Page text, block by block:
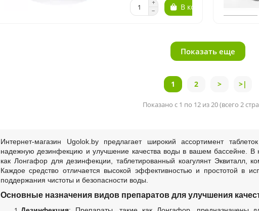
В корзину
Показать еще
1 2 > >|
Показано с 1 по 12 из 20 (всего 2
Интернет-магазин Ugolok.by предлагает широкий ассортимент
надежную дезинфекцию и улучшение качества воды в вашем бассейне. В
как Лонгафор для дезинфекции, таблетированный коагулянт Эквиталл,
Каждое средство отличается высокой эффективностью и простотой в
поддержания чистоты и безопасности воды.
Основные назначения видов препаратов для улучшения